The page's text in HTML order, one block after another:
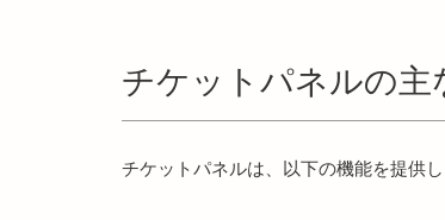
チケットパネルの主
チケットパネルは、以下の機能を提供し